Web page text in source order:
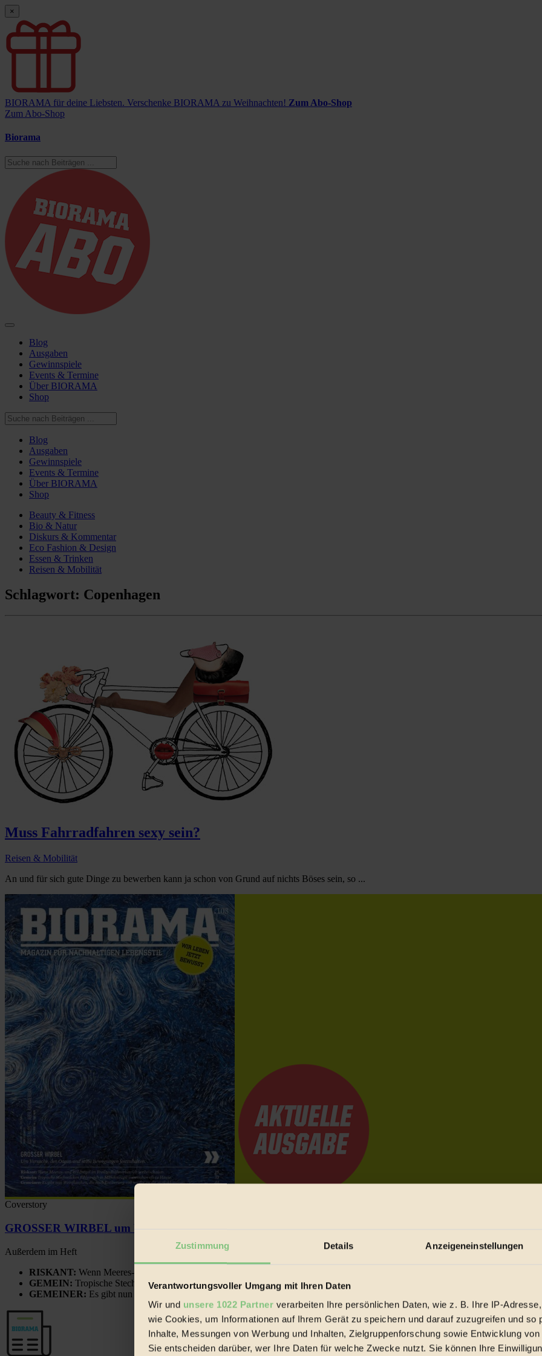
Zustimmung Details Anzeigeneinstellungen
Verantwortungsvoller Umgang mit Ihren Daten
Wir und unsere 1022 Partner verarbeiten Ihre persönlichen Daten, wie z. B. Ihre IP-
wie Cookies, um Informationen auf Ihrem Gerät zu speichern und darauf zuzugreifen und so
Inhalte, Messungen von Werbung und Inhalten, Zielgruppenforschung sowie Entwicklung
Sie entscheiden darüber, wer Ihre Daten für welche Zwecke nutzt. Sie können Ihre
×
BIORAMA für deine Liebsten. Verschenke BIORAMA zu Weihnachten! Zum Abo-Shop
Zum Abo-Shop
Biorama
Blog
Ausgaben
Gewinnspiele
Events & Termine
Über BIORAMA
Shop
Blog
Ausgaben
Gewinnspiele
Events & Termine
Über BIORAMA
Shop
Beauty & Fitness
Bio & Natur
Diskurs & Kommentar
Eco Fashion & Design
Essen & Trinken
Reisen & Mobilität
Schlagwort: Copenhagen
Muss Fahrradfahren sexy sein?
Reisen & Mobilität
An und für sich gute Dinge zu bewerben kann ja schon von Grund auf nichts Böses sein, so ...
Coverstory
GROSSER WIRBEL um Versuche, den Ozean und seine Bewegungen festzuhalten.
Außerdem im Heft
RISKANT: Wenn Meeres- und Wildvögel im Freilandhühnerbetrieb vorbeischauen.
GEMEIN: Tropische Stechmücken fühlen sich in Mitteleuropa inziwschen oft zu Hause.
GEMEINER: Es gibt nun Weinflaschen, die nach Entleerung voll wieder zu dir zurückkommen.